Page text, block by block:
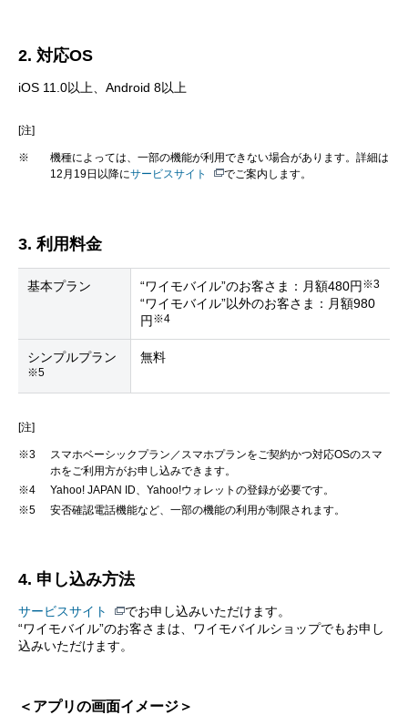
2. 対応OS
iOS 11.0以上、Android 8以上
[注]
※
機種によっては、一部の機能が利用できない場合があります。詳細は
12月19日以降にサービスサイト でご案内します。
3. 利用料金
基本プラン “ワイモバイル”のお客さま：月額480円 ※3
“ワイモバイル”以外のお客さま：月額980
円 ※4
シンプルプラン
※5
無料
[注]
※3
スマホベーシックプラン／スマホプランをご契約かつ対応OSのスマ
ホをご利用方がお申し込みできます。
※4
Yahoo! JAPAN ID、Yahoo!ウォレットの登録が必要です。
※5
安否確認電話機能など、一部の機能の利用が制限されます。
4. 申し込み方法
サービスサイト
でお申し込みいただけます。
“ワイモバイル”のお客さまは、ワイモバイルショップでもお申し
込みいただけます。
＜アプリの画面イメージ＞